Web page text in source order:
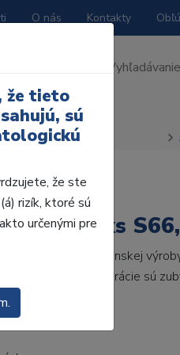
O nás Kontakty
H 6ks
živičné zuby talianskej
živice novej generácie sú
že tieto
sú
že ste
rizík, ktoré sú
určenými pre